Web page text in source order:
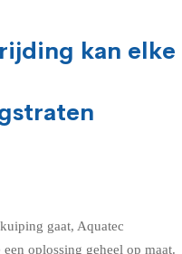
kan elke
gaat, Aquatec
oplossing geheel op maat.